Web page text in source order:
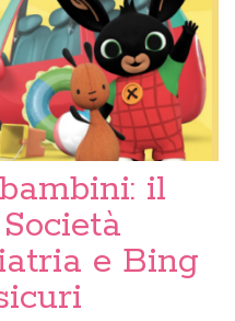
il
e Bing